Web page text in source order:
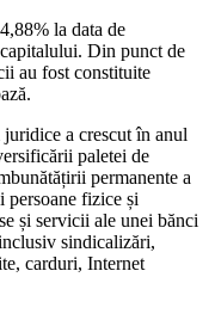
la data de
Din punct de
au fost constituite
a crescut în anul
paletei de
permanente a
persoane fizice și
și servicii ale unei bănci
sindicalizări,
carduri, Internet